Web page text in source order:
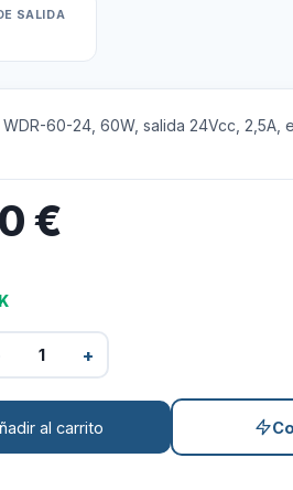
SALIDA
60-24, 60W, salida 24Vcc, 2,5A,
€
+
al carrito